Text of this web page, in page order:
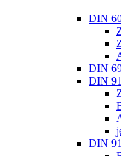
DIN
DIN
DIN
DIN